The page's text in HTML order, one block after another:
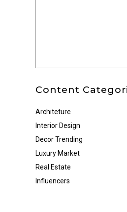
Content
Architeture
Interior Design
Decor Trending
Luxury Market
Real Estate
Influencers